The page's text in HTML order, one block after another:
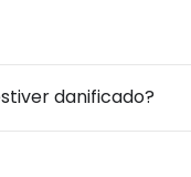
danificado?